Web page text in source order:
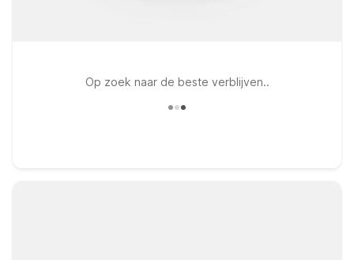
Op zoek naar de beste verblijven..